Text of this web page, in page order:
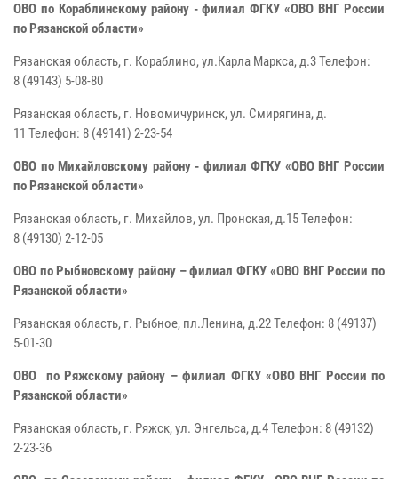
ОВО по Кораблинскому району - филиал ФГКУ «ОВО ВНГ России
по Рязанской области»
Рязанская область, г. Кораблино, ул.Карла Маркса, д.3Телефон:
8 (49143) 5-08-80
Рязанская область, г. Новомичуринск, ул. Смирягина, д.
11 Телефон: 8 (49141) 2-23-54
ОВО по Михайловскому району - филиал ФГКУ «ОВО ВНГ России
по Рязанской области»
Рязанская область, г. Михайлов, ул. Пронская, д.15Телефон:
8 (49130) 2-12-05
ОВО по Рыбновскому району – филиал ФГКУ «ОВО ВНГ России по
Рязанской области»
Рязанская область, г. Рыбное, пл.Ленина, д.22Телефон: 8 (49137)
5-01-30
ОВО по Ряжскому району – филиал ФГКУ «ОВО ВНГ России по
Рязанской области»
Рязанская область, г. Ряжск, ул. Энгельса, д.4Телефон: 8 (49132)
2-23-36